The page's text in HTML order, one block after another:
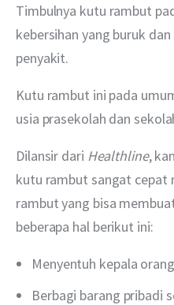
Timbulnya kutu rambut
kebersihan yang buruk
penyakit.
Kutu rambut ini pada
usia prasekolah dan
Dilansir dari Healthline,
kutu rambut sangat cepat
rambut yang bisa
beberapa hal berikut ini:
Menyentuh kepala
Berbagi barang pribadi